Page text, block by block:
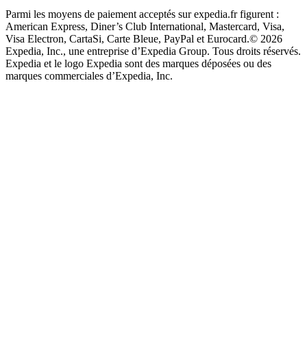
Parmi les moyens de paiement acceptés sur expedia.fr figurent :
American Express, Diner’s Club International, Mastercard, Visa,
Visa Electron, CartaSi, Carte Bleue, PayPal et Eurocard.© 2026
Expedia, Inc., une entreprise d’Expedia Group. Tous droits réservés.
Expedia et le logo Expedia sont des marques déposées ou des
marques commerciales d’Expedia, Inc.